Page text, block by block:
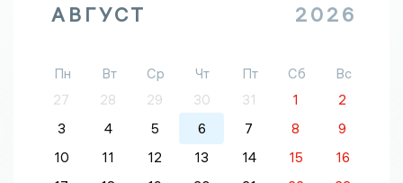
АВГУСТ 2026
Пн Вт Ср Чт Пт Сб
Вс
27
28 29 30 31 1
2
3
4 5 6 7 8
9
10
11 12 13 14 15
16